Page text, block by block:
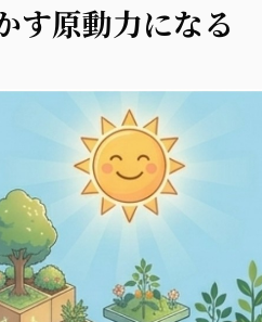
す原動力になる